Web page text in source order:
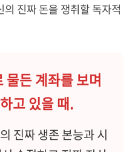
진짜 돈을 쟁취할 독자적
물든 계좌를 보며
고 있을 때.
진짜 생존 본능과 시